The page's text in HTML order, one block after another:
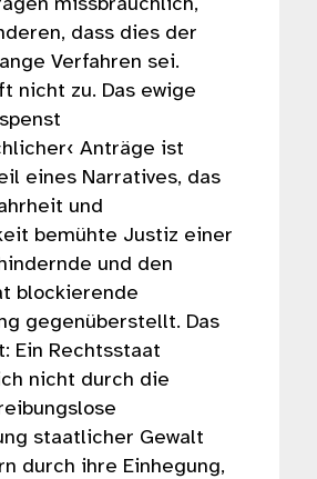
dass dies der
Verfahren sei.
nicht zu. Das ewige
Anträge ist
eines Narratives, das
und
bemühte Justiz einer
und den
blockierende
gegenüberstellt. Das
Ein Rechtsstaat
nicht durch die
staatlicher Gewalt
durch ihre Einhegung,